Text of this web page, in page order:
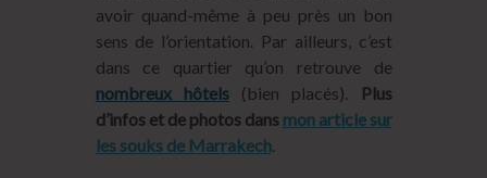
avoir quand-même à peu près un bon
sens de l’orientation. Par ailleurs, c’est
dans ce quartier qu’on retrouve de
nombreux hôtels(bien placés).
Plus
d’infos et de photos dans mon article sur
les souks de Marrakech.